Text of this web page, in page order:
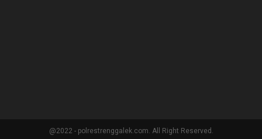
@2022 - polrestrenggalek.com. All Right Reserved.